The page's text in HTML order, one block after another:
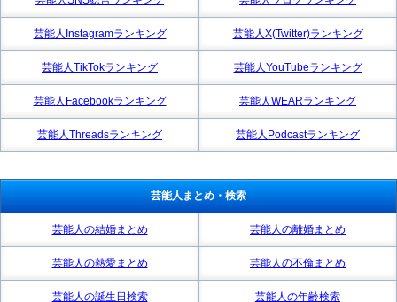
芸能人Instagramランキング 芸能人X(Twitter)ランキング
芸能人TikTokランキング 芸能人YouTubeランキング
芸能人Facebookランキング 芸能人WEARランキング
芸能人Threadsランキング 芸能人Podcastランキング
芸能人まとめ・検索
芸能人の結婚まとめ 芸能人の離婚まとめ
芸能人の熱愛まとめ 芸能人の不倫まとめ
芸能人の誕生日検索 芸能人の年齢検索